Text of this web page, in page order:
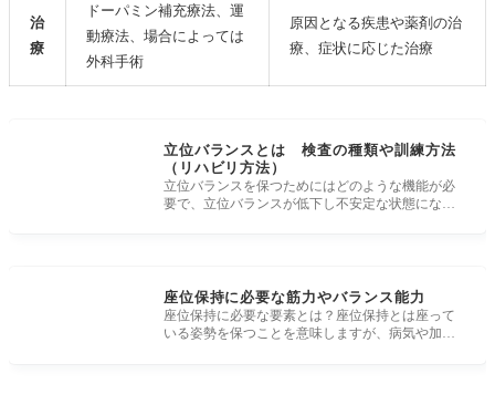
パーキンソン病患者の寿命と長期療養
医療と社会の取り組みとは
外科手術と神経刺激療法
再生医療と幹細胞療法
ストレス管理と睡眠の質
パーキンソン病と社会の認識
治
療
ドーパミン補充療法、運
動療法、場合によっては
外科手術
原因となる疾患や薬剤の治
療、症状に応じた治療
立位バランスとは 検査の種類や訓練方法
（リハビリ方法）
立位バランスを保つためにはどのような機能が必
要で、立位バランスが低下し不安定な状態になっ
座位保持に必要な筋力やバランス能力
座位保持に必要な要素とは？座位保持とは座って
いる姿勢を保つことを意味しますが、病気や加齢